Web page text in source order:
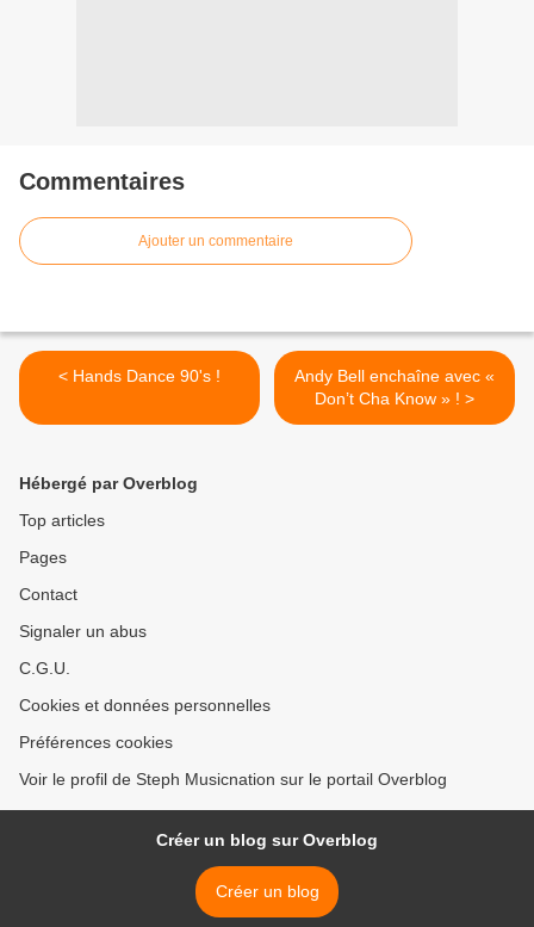
Commentaires
Ajouter un commentaire
< Hands Dance 90's !
Andy Bell enchaîne avec «
Don’t Cha Know » ! >
Hébergé par Overblog
Top articles
Pages
Contact
Signaler un abus
C.G.U.
Cookies et données personnelles
Préférences cookies
Voir le profil de Steph Musicnation sur le portail Overblog
Créer un blog sur Overblog
Créer un blog